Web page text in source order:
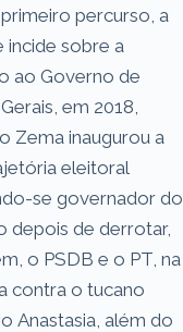
percurso, a
incide sobre a
ao Governo de
em 2018,
Zema inaugurou a
eleitoral
se governador do
depois de derrotar,
o PSDB e o PT, na
contra o tucano
Anastasia, além do